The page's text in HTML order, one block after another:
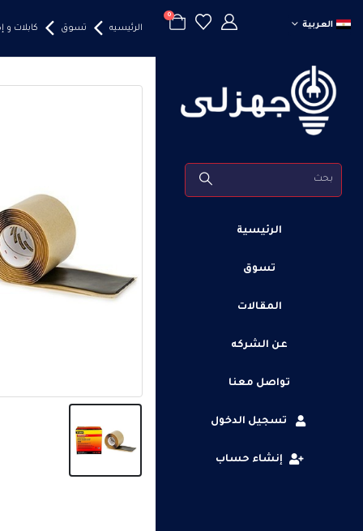
العربية
0
الرئيسية
تسوق
المقالات
عن الشركه
تواصل معنا
تسجيل الدخول
إنشاء حساب
الرئيسيه تسوق كابلات